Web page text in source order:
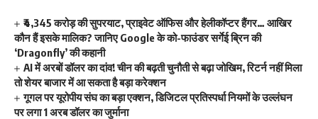
₹4,345 करोड़ की सुपरयाट, प्राइवेट ऑफिस और हेलीकॉप्टर हैंगर… आखिर
कौन हैं इसके मालिक? जानिए Google के को-फाउंडर सर्गेई ब्रिन की
‘Dragonfly’ की कहानी
AI में अरबों डॉलर का दांव! चीन की बढ़ती चुनौती से बढ़ा जोखिम, रिटर्न नहीं मिला
तो शेयर बाजार में आ सकता है बड़ा करेक्शन
गूगल पर यूरोपीय संघ का बड़ा एक्शन, डिजिटल प्रतिस्पर्धा नियमों के उल्लंघन
पर लगा 1 अरब डॉलर का जुर्माना